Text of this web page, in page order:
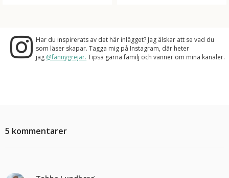
Har du inspirerats av det här inlägget? Jag älskar att se vad du
som läser skapar. Tagga mig på Instagram, där heter
jag @fannygrejar. Tipsa gärna familj och vänner om mina kanaler.
5 kommentarer